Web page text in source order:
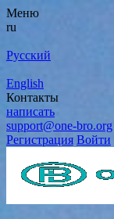
Меню
ru
Русский
English
Контакты
написать
support@one-bro.org
Регистрация Войти